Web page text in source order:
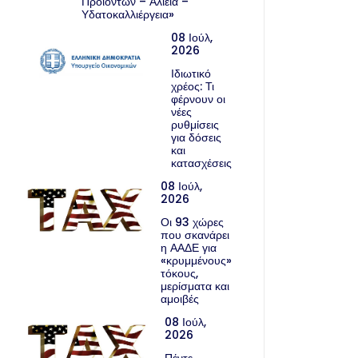
Υδατοκαλλιέργεια»
08 Ιούλ,
2026
Ιδιωτικό
χρέος: Τι
φέρνουν οι
νέες
ρυθμίσεις
για δόσεις
και
κατασχέσεις
08 Ιούλ,
2026
Οι 93 χώρες
που σκανάρει
η ΑΑΔΕ για
«κρυμμένους»
τόκους,
μερίσματα και
αμοιβές
08 Ιούλ,
2026